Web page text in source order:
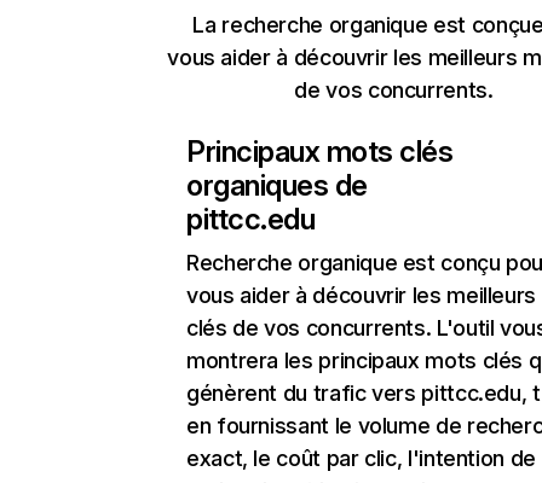
La recherche organique est
vous aider à découvrir les meilleurs
de vos concurrents.
Principaux mots clés
organiques de
pittcc.edu
Recherche organique est conçu
vous aider à découvrir les
clés de vos concurrents. L'outil
montrera les principaux mots clés
génèrent du trafic vers pittcc.edu,
en fournissant le volume de
exact, le coût par clic, l'intention de